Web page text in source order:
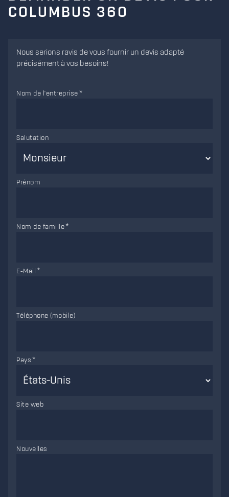
COLUMBUS 360
Nous serions ravis de vous fournir un devis adapté
précisément à vos besoins!
Nom de l'entreprise
Salutation
Prénom
Nom de famille
E-Mail
Téléphone (mobile)
Pays
Site web
Nouvelles